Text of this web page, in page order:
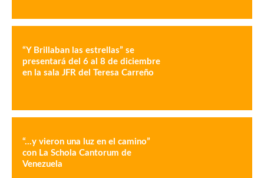
“Y Brillaban las estrellas” se
presentará del 6 al 8 de diciembre
en la sala JFR del Teresa Carreño
“…y vieron una luz en el camino”
con La Schola Cantorum de
Venezuela